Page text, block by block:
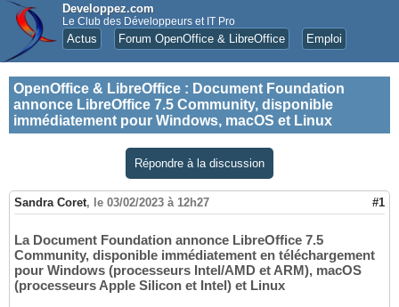
Developpez.com
Le Club des Développeurs et IT Pro
Actus Forum OpenOffice & LibreOffice Emploi
OpenOffice & LibreOffice : Document Foundation
annonce LibreOffice 7.5 Community, disponible
immédiatement pour Windows, macOS et Linux
Répondre à la discussion
Sandra Coret, le 03/02/2023 à 12h27 #1
La Document Foundation annonce LibreOffice 7.5
Community, disponible immédiatement en téléchargement
pour Windows (processeurs Intel/AMD et ARM), macOS
(processeurs Apple Silicon et Intel) et Linux